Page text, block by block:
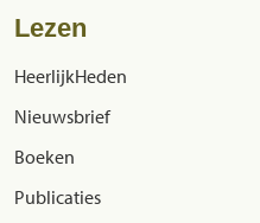
Lezen
HeerlijkHeden
Nieuwsbrief
Boeken
Publicaties